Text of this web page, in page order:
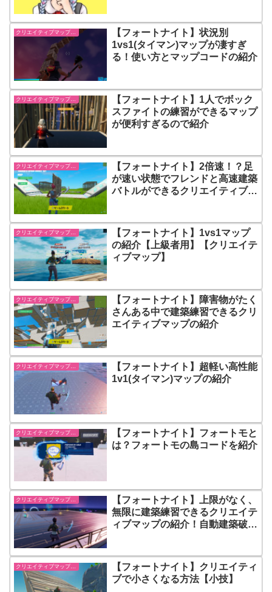
クリエイティブマップ紹介
【フォートナイト】状況別
1vs1(タイマン)マップが凄すぎ
る！使い方とマップコードの紹介
クリエイティブマップ紹介
【フォートナイト】1人でボック
スファイトの練習ができるマップ
が便利すぎるので紹介
クリエイティブマップ紹介
【フォートナイト】2倍速！？足
が速い状態でフレンドと高速建築
バトルができるクリエイティブマ
クリエイティブマップ紹介
【フォートナイト】1vs1マップ
の紹介【上級者用】【クリエイテ
ィブマップ】
クリエイティブマップ紹介
【フォートナイト】障害物がたく
さんある中で建築練習できるクリ
エイティブマップの紹介
クリエイティブマップ紹介
【フォートナイト】超軽い高性能
1v1(タイマン)マップの紹介
クリエイティブマップ紹介
【フォートナイト】フォートモと
は？フォートモの島コードを紹介
クリエイティブマップ紹介
【フォートナイト】上限がなく、
無限に建築練習できるクリエイテ
ィブマップの紹介！自動建築破壊
クリエイティブマップ紹介
【フォートナイト】クリエイティ
ブで小さくなる方法【小技】